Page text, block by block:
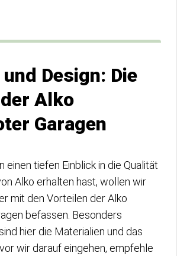
Design: Die
Alko
Garagen
einen tiefen Einblick in die Qualität
Alko erhalten hast, wollen wir
mit den Vorteilen der Alko
befassen. Besonders
hier die Materialien und das
wir darauf eingehen, empfehle